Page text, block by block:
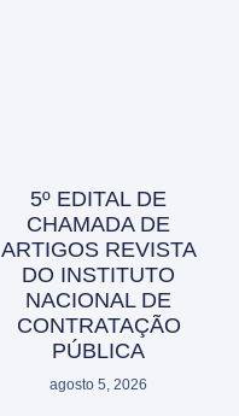
5º EDITAL DE
CHAMADA DE
ARTIGOS REVISTA
DO INSTITUTO
NACIONAL DE
CONTRATAÇÃO
PÚBLICA
agosto 5, 2026